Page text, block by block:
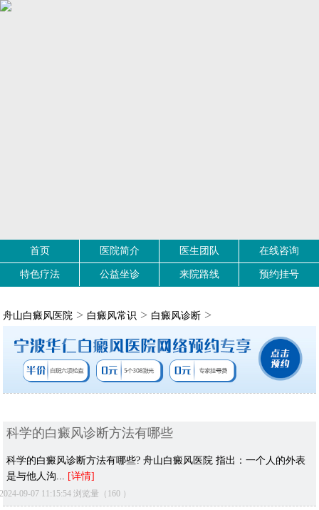
首页 医院简介 医生团队 在线咨询
特色疗法 公益坐诊 来院路线 预约挂号
舟山白癜风医院 > 白癜风常识 > 白癜风诊断 >
科学的白癜风诊断方法有哪些
科学的白癜风诊断方法有哪些? 舟山白癜风医院 指出：一个人的外表
是与他人沟... [详情]
09-07 11:15:54 浏览量（160 ）